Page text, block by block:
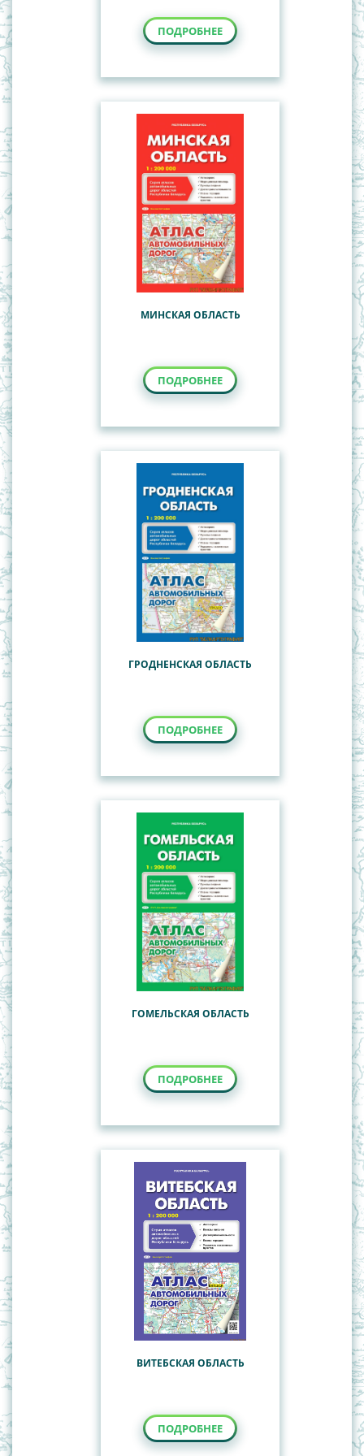
ПОДРОБНЕЕ
МИНСКАЯ ОБЛАСТЬ
ПОДРОБНЕЕ
ГРОДНЕНСКАЯ ОБЛАСТЬ
ПОДРОБНЕЕ
ГОМЕЛЬСКАЯ ОБЛАСТЬ
ПОДРОБНЕЕ
ВИТЕБСКАЯ ОБЛАСТЬ
ПОДРОБНЕЕ